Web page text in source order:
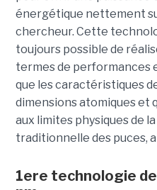
énergétique nettement
chercheur. Cette
toujours possible de
termes de performances
que les caractéristiques
dimensions atomiques et
aux limites physiques de
traditionnelle des puces,
1ere technologie